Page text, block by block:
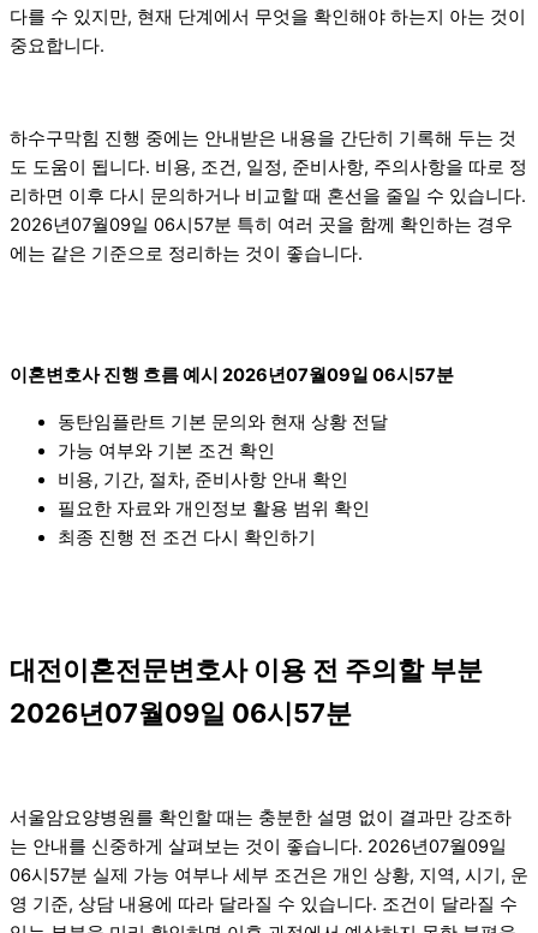
다를 수 있지만, 현재 단계에서 무엇을 확인해야 하는지 아는 것이
중요합니다.
하수구막힘 진행 중에는 안내받은 내용을 간단히 기록해 두는 것
도 도움이 됩니다. 비용, 조건, 일정, 준비사항, 주의사항을 따로 정
리하면 이후 다시 문의하거나 비교할 때 혼선을 줄일 수 있습니다.
2026년07월09일 06시57분 특히 여러 곳을 함께 확인하는 경우
에는 같은 기준으로 정리하는 것이 좋습니다.
이혼변호사 진행 흐름 예시 2026년07월09일 06시57분
동탄임플란트 기본 문의와 현재 상황 전달
가능 여부와 기본 조건 확인
비용, 기간, 절차, 준비사항 안내 확인
필요한 자료와 개인정보 활용 범위 확인
최종 진행 전 조건 다시 확인하기
대전이혼전문변호사 이용 전 주의할 부분
2026년07월09일 06시57분
서울암요양병원를 확인할 때는 충분한 설명 없이 결과만 강조하
는 안내를 신중하게 살펴보는 것이 좋습니다. 2026년07월09일
06시57분 실제 가능 여부나 세부 조건은 개인 상황, 지역, 시기, 운
영 기준, 상담 내용에 따라 달라질 수 있습니다. 조건이 달라질 수